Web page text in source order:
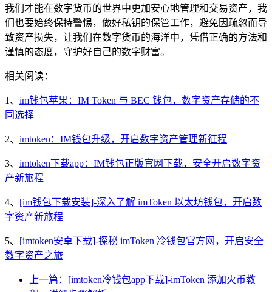
我们才能在数字货币的世界中更加安心地管理和交易资产，我
们也要始终保持警惕，做好私钥的保管工作，避免因疏忽而导
致资产损失，让我们在数字货币的海洋中，凭借正确的方法和
谨慎的态度，守护好自己的数字财富。
相关阅读：
1、 im钱包苹果：IM Token 与 BEC 钱包，数字资产存储的不
同选择
2、 imtoken：IM钱包升级，开启数字资产管理新征程
3、 imtoken下载app：IM钱包正版官网下载，安全开启数字资
产新旅程
4、
[im钱包下载安装]-深入了解 imToken 以太坊钱包，开启数
字资产新旅程
5、
[imtoken安卓下载]-探秘 imToken 冷钱包官方网，开启安全
数字资产之旅
上一篇：[imtoken冷钱包app下载]-imToken 添加火币教